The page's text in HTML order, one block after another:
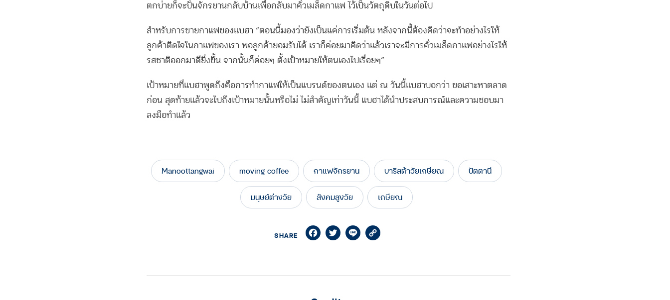
ตกบ่ายก็จะปั่นจักรยานกลับบ้านเพื่อกลับมาคั่วเมล็ดกาแฟ ไว้เป็นวัตถุดิบในวันต่อไป
สำหรับการขายกาแฟของแบฮา “ตอนนี้มองว่ายังเป็นแค่การเริ่มต้น หลังจากนี้ต้องคิดว่าจะทำอย่างไรให้
ลูกค้าติดใจในกาแฟของเรา พอลูกค้ายอมรับได้ เราก็ค่อยมาคิดว่าแล้วเราจะมีการคั่วเมล็ดกาแฟอย่างไรให้
รสชาติออกมาดียิ่งขึ้น จากนั้นก็ค่อยๆ ตั้งเป้าหมายให้ตนเองไปเรื่อยๆ”
เป้าหมายที่แบฮาพูดถึงคือการทำกาแฟให้เป็นแบรนด์ของตนเอง แต่ ณ วันนี้แบฮาบอกว่า ขอเสาะหาตลาด
ก่อน สุดท้ายแล้วจะไปถึงเป้าหมายนั้นหรือไม่ ไม่สำคัญเท่าวันนี้ แบฮาได้นำประสบการณ์และความชอบมา
ลงมือทำแล้ว
Manoottangwai moving coffee กาแฟจักรยาน บาริสต้าวัยเกษียณ ปัตตานี
มนุษย์ต่างวัย สังคมสูงวัย เกษียณ
SHARE FacebookTwitterLine